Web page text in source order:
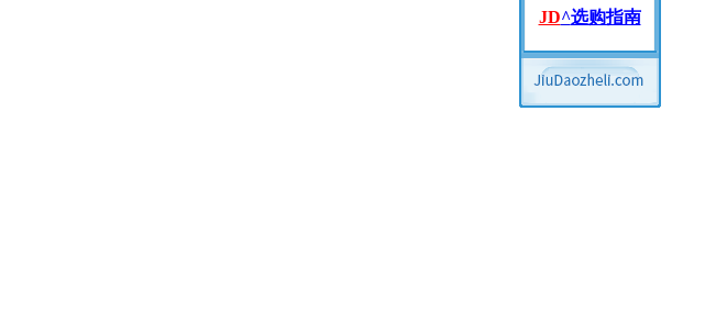
JD^选购指南